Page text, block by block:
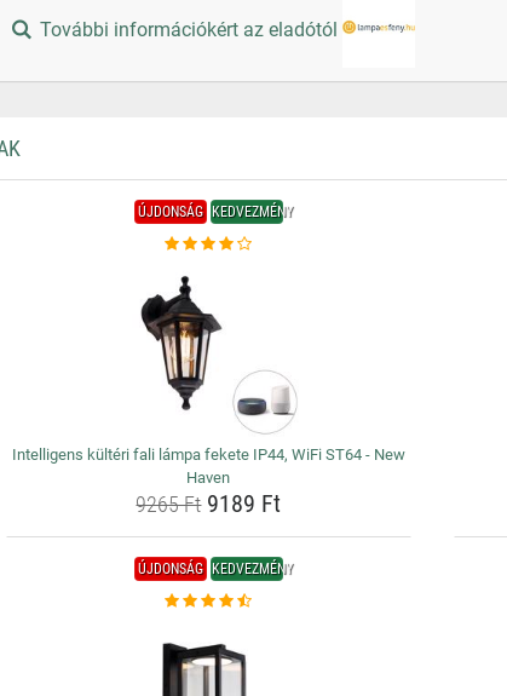
További információkért az eladótól
ÚJDONSÁG KEDVEZMÉNY
Intelligens kültéri fali lámpa fekete IP44, WiFi ST64 - New
Haven
9265 Ft9189 Ft
ÚJDONSÁG KEDVEZMÉNY